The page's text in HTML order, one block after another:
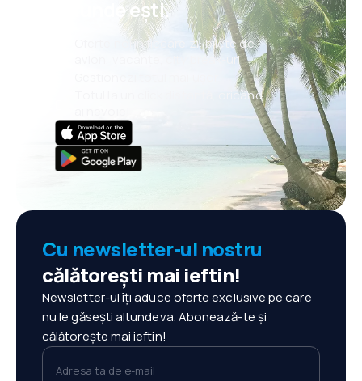
oriunde ești.
Oferte noi în fiecare zi: bilete de
avion, vacanțe, city break-uri
Totul la un click distanță, oricând
Cu newsletter-ul nostru
călătorești mai ieftin!
Newsletter-ul îți aduce oferte exclusive pe care
nu le găsești altundeva. Abonează-te și
călătorește mai ieftin!
Adresa ta de e-mail